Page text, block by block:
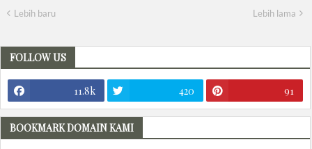
Lebih baru Lebih lama
FOLLOW US
11.8k 420 91
BOOKMARK DOMAIN KAMI